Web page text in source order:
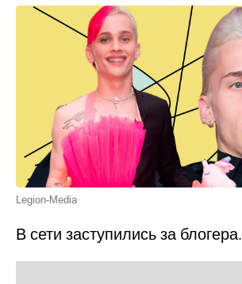
Legion-Media
В сети заступились за блогера.